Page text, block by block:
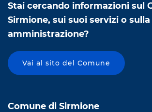
i
d
c
F
a
b
i
d
c
T
w
t
Stai cercando informazioni sul
Sirmione, sui suoi servizi o
amministrazione?
Vai al sito del Comune
Comune di Sirmione